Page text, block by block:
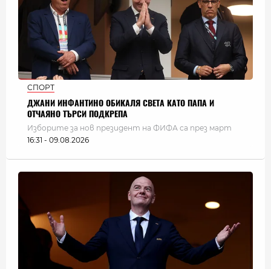
СПОРТ
ДЖАНИ ИНФАНТИНО ОБИКАЛЯ СВЕТА КАТО ПАПА И
ОТЧАЯНО ТЪРСИ ПОДКРЕПА
Изборите за нов президент на ФИФА са през март
16:31 - 09.08.2026